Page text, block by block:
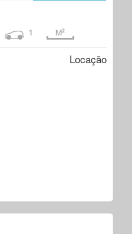
1 M²
Locação